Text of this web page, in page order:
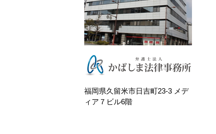
福岡県久留米市日吉町23-3 メデ
ィア７ビル6階